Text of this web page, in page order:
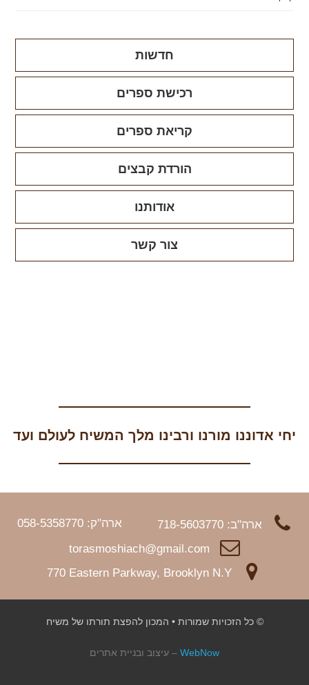
חדשות
רכישת ספרים
קריאת ספרים
הורדת קבצים
אודותנו
צור קשר
יחי אדוננו מורנו ורבינו מלך המשיח לעולם ועד
ארה"ב: 718-5603770
ארה"ק: 058-5358770
torasmoshiach@gmail.com
770 Eastern Parkway, Brooklyn N.Y
© כל הזכויות שמורות • המכון להפצת תורתו של משיח
WebNow – עיצוב ובניית אתרים